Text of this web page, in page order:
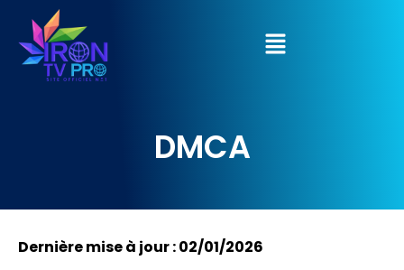
DMCA
Dernière mise à jour : 02/01/2026
⚠️Vous êtes sur le seul site officiel IRON TV PRO
Ignorez les copies et ne payez qu’en passant par notre
paiement sécurisé
irontvpro.co